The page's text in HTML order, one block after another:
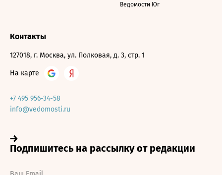
Ведомости Юг
Контакты
127018, г. Москва, ул. Полковая, д. 3, стр. 1
На карте
+7 495 956-34-58
info@vedomosti.ru